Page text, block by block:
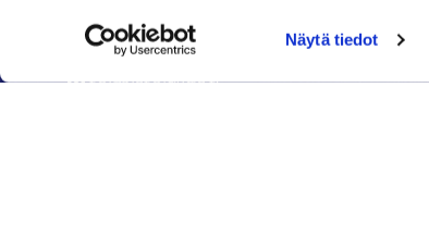
Näytä tiedot
Caddiemaster
06 46040682
toimisto@jgs.fi